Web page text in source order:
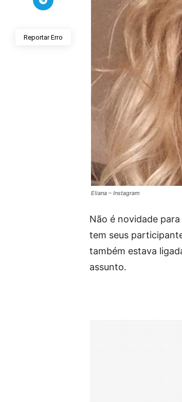
Reportar Erro
Eliana – Instagram
Não é novidade
tem seus
também estava
assunto.